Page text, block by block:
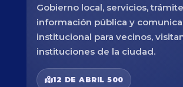
Gobierno local, servicios,
información pública y
institucional para vecinos,
instituciones de la ciudad.
12 DE ABRIL 500